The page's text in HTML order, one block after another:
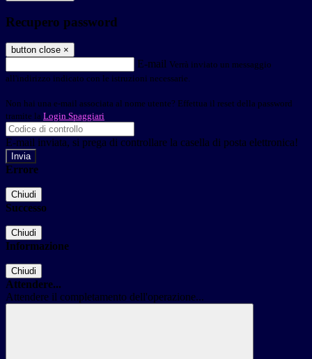
Recupero password
button close ×
E-mail Verrà inviato un messaggio
all'indirizzo indicato con le istruzioni necessarie.
Non hai una e-mail associata al nome utente? Effettua il reset della password
tramite la Login Spaggiari
E-mail inviata, si prega di controllare la casella di posta elettronica!
Errore
Chiudi
Successo
Chiudi
Informazione
Chiudi
Attendere...
Attendere il completamento dell'operazione...